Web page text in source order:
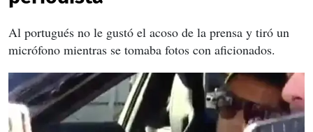
Al portugués no le gustó el acoso de la prensa y tiró un
micrófono mientras se tomaba fotos con aficionados.